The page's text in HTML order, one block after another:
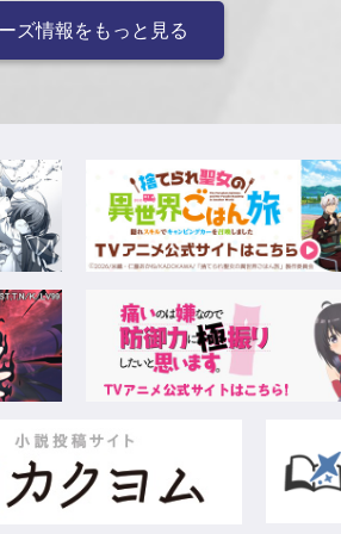
ズ情報をもっと見る